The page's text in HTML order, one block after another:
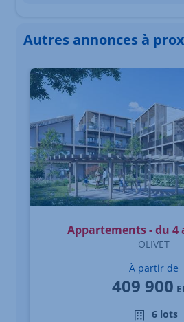
Autres annonces à
Élément 1 sur 3
Appartements - du 4
OLIVET
À partir de
409 900
6 lots